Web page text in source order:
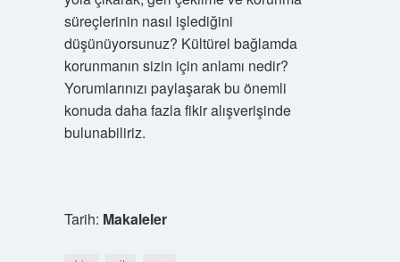
süreçlerinin nasıl işlediğini
düşünüyorsunuz? Kültürel bağlamda
korunmanın sizin için anlamı nedir?
Yorumlarınızı paylaşarak bu önemli
konuda daha fazla fikir alışverişinde
bulunabiliriz.
Tarih: Makaleler